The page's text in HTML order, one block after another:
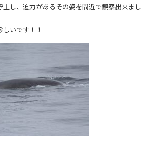
し、迫力があるその姿を間近で観察出来まし
いです！！